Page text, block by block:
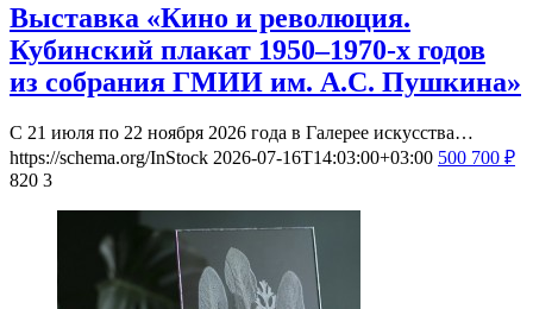
Выставка «Кино и революция.
Кубинский плакат 1950–1970-х годов
из собрания ГМИИ им. А.С. Пушкина»
С 21 июля по 22 ноября 2026 года в Галерее искусства…
https://schema.org/InStock 2026-07-16T14:03:00+03:00 500 700 ₽
820 3